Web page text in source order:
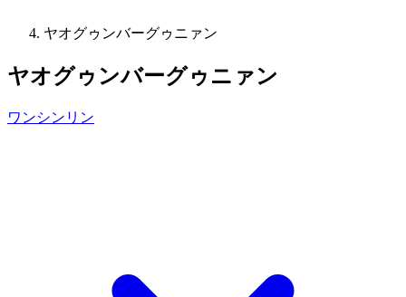
ヤオグゥンバーグゥニァン
ヤオグゥンバーグゥニァン
ワンシンリン